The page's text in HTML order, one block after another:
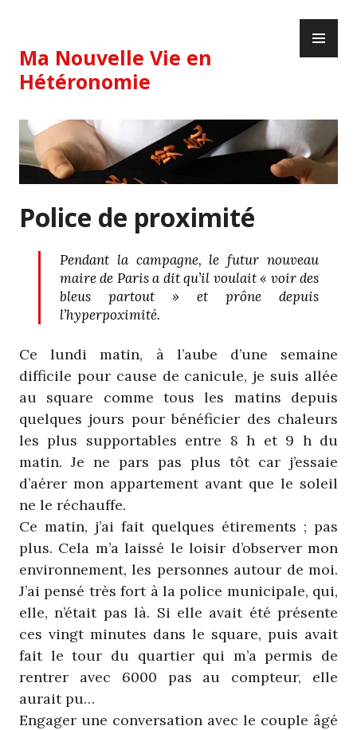
content
Ma Nouvelle Vie en
Hétéronomie
Police de proximité
Pendant la campagne, le futur nouveau
maire de Paris a dit qu’il voulait « voir des
bleus partout » et prône depuis
l’hyperpoximité.
Ce lundi matin, à l’aube d’une semaine
difficile pour cause de canicule, je suis allée
au square comme tous les matins depuis
quelques jours pour bénéficier des chaleurs
les plus supportables entre 8 h et 9 h du
matin. Je ne pars pas plus tôt car j’essaie
d’aérer mon appartement avant que le soleil
ne le réchauffe.
Ce matin, j’ai fait quelques étirements ; pas
plus. Cela m’a laissé le loisir d’observer mon
environnement, les personnes autour de moi.
J’ai pensé très fort à la police municipale, qui,
elle, n’était pas là. Si elle avait été présente
ces vingt minutes dans le square, puis avait
fait le tour du quartier qui m’a permis de
rentrer avec 6000 pas au compteur, elle
aurait pu…
Engager une conversation avec le couple âgé